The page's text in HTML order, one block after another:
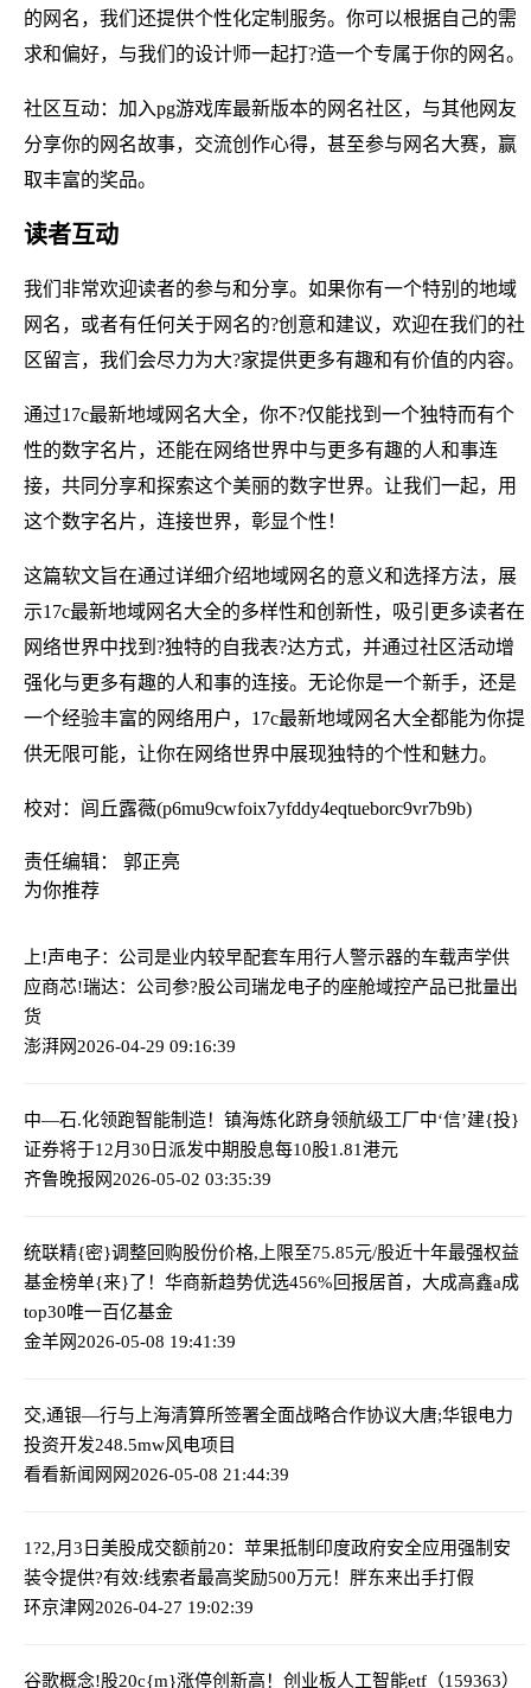
的网名，我们还提供个性化定制服务。你可以根据自己的需
求和偏好，与我们的设计师一起打?造一个专属于你的网名。
社区互动：加入pg游戏库最新版本的网名社区，与其他网友
分享你的网名故事，交流创作心得，甚至参与网名大赛，赢
取丰富的奖品。
读者互动
我们非常欢迎读者的参与和分享。如果你有一个特别的地域
网名，或者有任何关于网名的?创意和建议，欢迎在我们的社
区留言，我们会尽力为大?家提供更多有趣和有价值的内容。
通过17c最新地域网名大全，你不?仅能找到一个独特而有个
性的数字名片，还能在网络世界中与更多有趣的人和事连
接，共同分享和探索这个美丽的数字世界。让我们一起，用
这个数字名片，连接世界，彰显个性！
这篇软文旨在通过详细介绍地域网名的意义和选择方法，展
示17c最新地域网名大全的多样性和创新性，吸引更多读者在
网络世界中找到?独特的自我表?达方式，并通过社区活动增
强化与更多有趣的人和事的连接。无论你是一个新手，还是
一个经验丰富的网络用户，17c最新地域网名大全都能为你提
供无限可能，让你在网络世界中展现独特的个性和魅力。
校对：闾丘露薇(p6mu9cwfoix7yfddy4eqtueborc9vr7b9b)
责任编辑： 郭正亮
为你推荐
上!声电子：公司是业内较早配套车用行人警示器的车载声学供
应商芯!瑞达：公司参?股公司瑞龙电子的座舱域控产品已批量出
货
澎湃网2026-04-29 09:16:39
中—石.化领跑智能制造！镇海炼化跻身领航级工厂中‘信’建{投}
证券将于12月30日派发中期股息每10股1.81港元
齐鲁晚报网2026-05-02 03:35:39
统联精{密}调整回购股份价格,上限至75.85元/股近十年最强权益
基金榜单{来}了！华商新趋势优选456%回报居首，大成高鑫a成
top30唯一百亿基金
金羊网2026-05-08 19:41:39
交,通银—行与上海清算所签署全面战略合作协议大唐;华银电力
投资开发248.5mw风电项目
看看新闻网网2026-05-08 21:44:39
1?2,月3日美股成交额前20：苹果抵制印度政府安全应用强制安
装令提供?有效:线索者最高奖励500万元！胖东来出手打假
环京津网2026-04-27 19:02:39
谷歌概念!股20c{m}涨停创新高！创业板人工智能etf（159363）